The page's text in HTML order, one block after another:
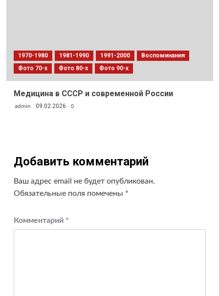
1970-1980 1981-1990 1991-2000
Воспоминания
Фото 70-х
Фото 80-х Фото 90-х
Медицина в СССР и современной России
admin 09.02.2026 0
Добавить комментарий
Ваш адрес email не будет опубликован.
Обязательные поля помечены *
Комментарий *